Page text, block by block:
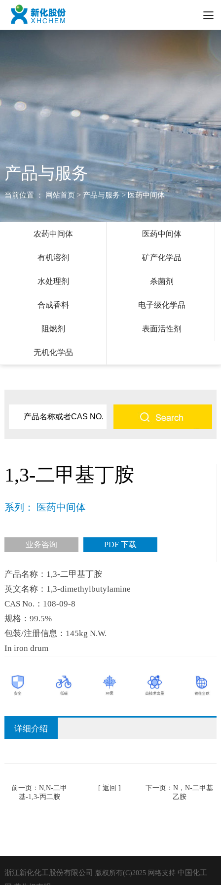
产品与服务
当前位置 ： 网站首页> 产品与服务 > 医药中间体
农药中间体 医药中间体
有机溶剂 矿产化学品
水处理剂 杀菌剂
合成香料 电子级化学品
阻燃剂 表面活性剂
无机化学品
1,3-二甲基丁胺
系列： 医药中间体
业务咨询 PDF 下载
产品名称：1,3-二甲基丁胺
英文名称：1,3-dimethylbutylamine
CAS No.：108-09-8
规格：99.5%
包装/注册信息：145kg N.W.
In iron drum
详细介绍
前一页：N,N-二甲
基-1,3-丙二胺
[ 返回 ] 下一页：N，N-二甲基
乙胺
浙江新化化工股份有限公司 版权所有(C)2025网络支持 中国化工